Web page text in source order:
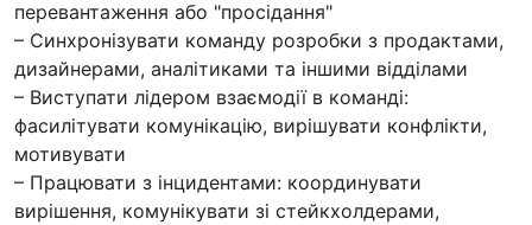
перевантаження або "просідання"
– Синхронізувати команду розробки з продактами,
дизайнерами, аналітиками та іншими відділами
– Виступати лідером взаємодії в команді:
фасилітувати комунікацію, вирішувати конфлікти,
мотивувати
– Працювати з інцидентами: координувати
вирішення, комунікувати зі стейкхолдерами,